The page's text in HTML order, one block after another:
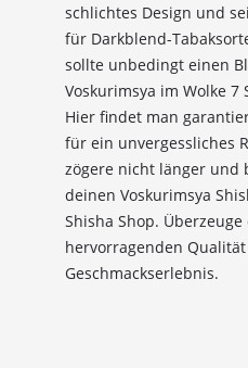
schlichtes Design und
für Darkblend-
sollte unbedingt einen
Voskurimsya im Wolke 7
Hier findet man
für ein unvergessliches
zögere nicht länger und
deinen Voskurimsya
Shisha Shop.
hervorragenden
Geschmackserlebnis.
*Gilt nicht für Tabakwaren,
Ich habe die
Kenntnis